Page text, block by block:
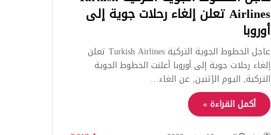
Airlines تعلن إلغاء رحلات جوية إلى
أوروبا
عاجل الخطوط الجوية التركية Turkish Airlines تعلن
إلغاء رحلات جوية إلى أوروبا أعلنت الخطوط الجوية
التركية, اليوم الإثنين, عن الغاء…
أكمل القراءة »